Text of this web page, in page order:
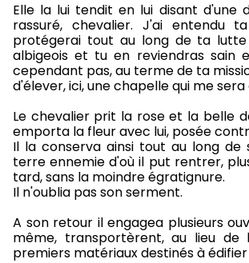
Elle la lui tendit en lui disant d'une
rassuré, chevalier. J'ai entendu
protégerai tout au long de ta
albigeois et tu en reviendras sain
cependant pas, au terme de ta
d'élever, ici, une chapelle qui me sera
Le chevalier prit la rose et la belle
emporta la fleur avec lui, posée
Il la conserva ainsi tout au long de
terre ennemie d'où il put rentrer,
tard, sans la moindre égratignure.
Il n'oublia pas son serment.
A son retour il engagea plusieurs
même, transportèrent, au lieu de
premiers matériaux destinés à